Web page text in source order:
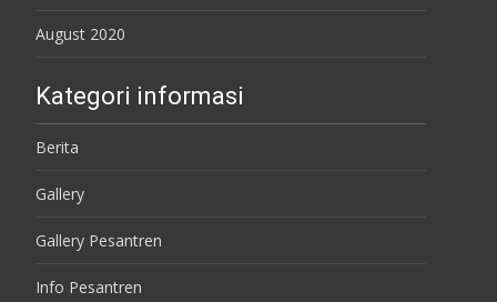
August 2020
Kategori informasi
Berita
Gallery
Gallery Pesantren
Info Pesantren